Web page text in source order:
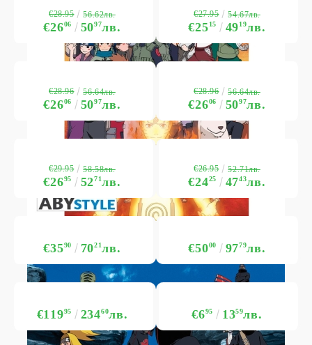
€2606 5097лв.
€28.95 56.62лв.
€2515 4919лв.
€27.95 54.67лв.
€2606 5097лв.
€28.96 56.64лв.
€2606 5097лв.
€28.96 56.64лв.
€2695 5271лв.
€29.95 58.58лв.
€2425 4743лв.
€26.95 52.71лв.
€3590 7021лв. €5000 9779лв.
€11995 23460лв. €695 1359лв.